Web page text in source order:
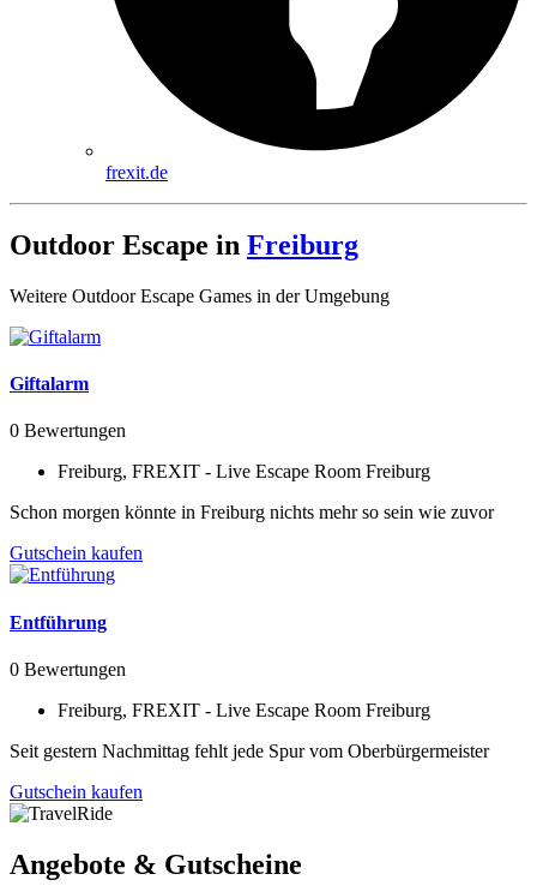
frexit.de
Outdoor Escape in Freiburg
Weitere Outdoor Escape Games in der Umgebung
Giftalarm
0 Bewertungen
Freiburg, FREXIT - Live Escape Room Freiburg
Schon morgen könnte in Freiburg nichts mehr so sein wie zuvor
Gutschein kaufen
Entführung
0 Bewertungen
Freiburg, FREXIT - Live Escape Room Freiburg
Seit gestern Nachmittag fehlt jede Spur vom Oberbürgermeister
Gutschein kaufen
Angebote & Gutscheine